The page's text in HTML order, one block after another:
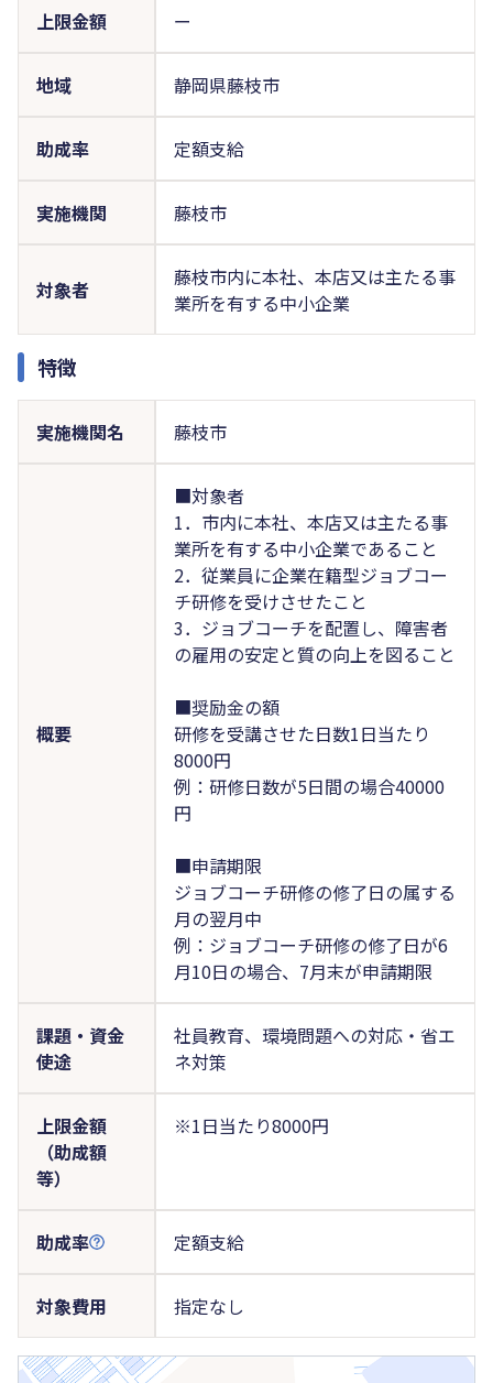
上限金額 ー
地域 静岡県藤枝市
助成率 定額支給
実施機関 藤枝市
対象者
藤枝市内に本社、本店又は主たる事
業所を有する中小企業
特徴
実施機関名 藤枝市
概要
■対象者
1．市内に本社、本店又は主たる事
業所を有する中小企業であること
2．従業員に企業在籍型ジョブコー
チ研修を受けさせたこと
3．ジョブコーチを配置し、障害者
の雇用の安定と質の向上を図ること
■奨励金の額
研修を受講させた日数1日当たり
8000円
例：研修日数が5日間の場合40000
円
■申請期限
ジョブコーチ研修の修了日の属する
月の翌月中
例：ジョブコーチ研修の修了日が6
月10日の場合、7月末が申請期限
課題・資金
使途
社員教育、環境問題への対応・省エ
ネ対策
上限金額
（助成額
等）
※1日当たり8000円
助成率 定額支給
対象費用 指定なし